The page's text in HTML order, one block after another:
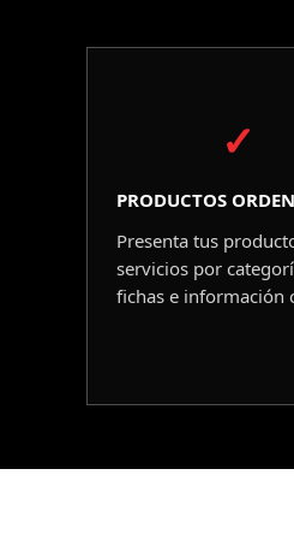
✓
PRODUCTOS
Presenta tus
servicios por
fichas e información